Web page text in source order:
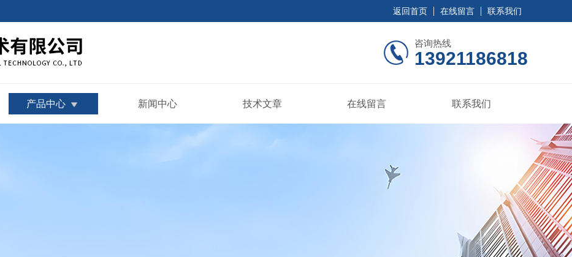
返回首页 在线留言 联系我们
咨询热线
13921186818
产品中心 新闻中心 技术文章 在线留言 联系我们